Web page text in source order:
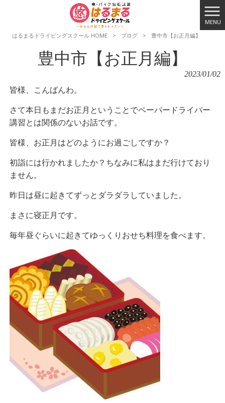
MENU
はるまるドライビングスクール HOME
> ブログ > 豊中市【お正月編】
豊中市【お正月編】
2023/01/02
皆様、こんばんわ。
さて本日もまだお正月ということでペーパードライバー
講習とは関係のないお話です。
皆様、お正月はどのようにお過ごしですか？
初詣には行かれましたか？ちなみに私はまだ行けており
ません。
昨日は昼に起きてずっとダラダラしていました。
まさに寝正月です。
毎年昼ぐらいに起きてゆっくりおせち料理を食べます。